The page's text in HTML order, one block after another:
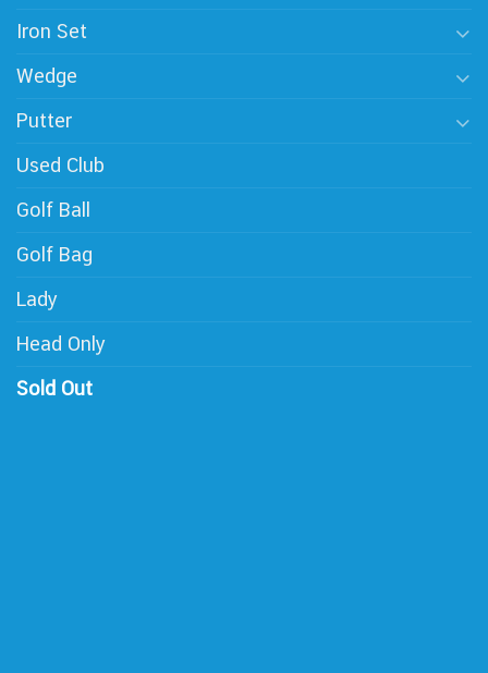
Iron Set
Wedge
Putter
Used Club
Golf Ball
Golf Bag
Lady
Head Only
Sold Out